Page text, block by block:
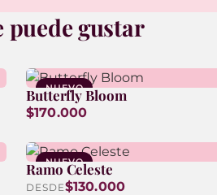
puede gustar
NUEVO
Butterfly Bloom
$170.000
NUEVO
Ramo Celeste
DESDE$130.000